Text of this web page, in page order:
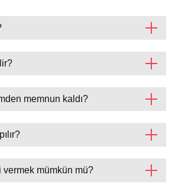
memnun kaldı?
vermek mümkün mü?